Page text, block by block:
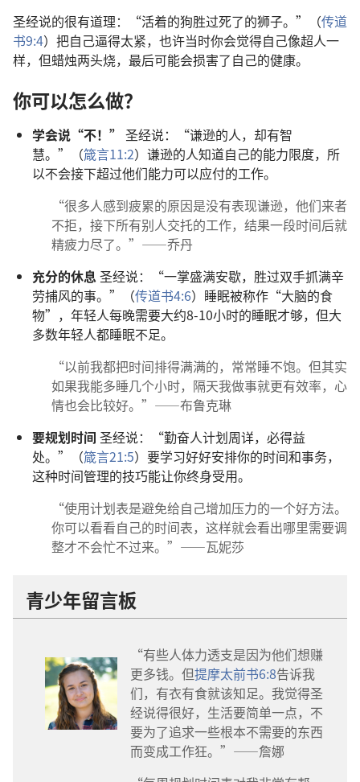
圣经说的很有道理：“活着的狗胜过死了的狮子。”（传道
书9:4）把自己逼得太紧，也许当时你会觉得自己像超人一
样，但蜡烛两头烧，最后可能会损害了自己的健康。
你可以怎么做？
学会说“不！” 圣经说：“谦逊的人，却有智
慧。”（箴言11:2）谦逊的人知道自己的能力限度，所
以不会接下超过他们能力可以应付的工作。
“很多人感到疲累的原因是没有表现谦逊，他们来者
不拒，接下所有别人交托的工作，结果一段时间后就
精疲力尽了。”——乔丹
充分的休息 圣经说：“一掌盛满安歇，胜过双手抓满辛
劳捕风的事。”（传道书4:6）睡眠被称作“大脑的食
物”，年轻人每晚需要大约8-10小时的睡眠才够，但大
多数年轻人都睡眠不足。
“以前我都把时间排得满满的，常常睡不饱。但其实
如果我能多睡几个小时，隔天我做事就更有效率，心
情也会比较好。”——布鲁克琳
要规划时间 圣经说：“勤奋人计划周详，必得益
处。”（箴言21:5）要学习好好安排你的时间和事务，
这种时间管理的技巧能让你终身受用。
“使用计划表是避免给自己增加压力的一个好方法。
你可以看看自己的时间表，这样就会看出哪里需要调
整才不会忙不过来。”——瓦妮莎
青少年留言板
“有些人体力透支是因为他们想赚
更多钱。但提摩太前书6:8告诉我
们，有衣有食就该知足。我觉得圣
经说得很好，生活要简单一点，不
要为了追求一些根本不需要的东西
而变成工作狂。”——詹娜